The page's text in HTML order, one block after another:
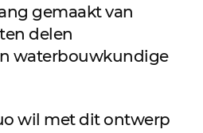
gemaakt van
delen
waterbouwkundige
wil met dit ontwerp